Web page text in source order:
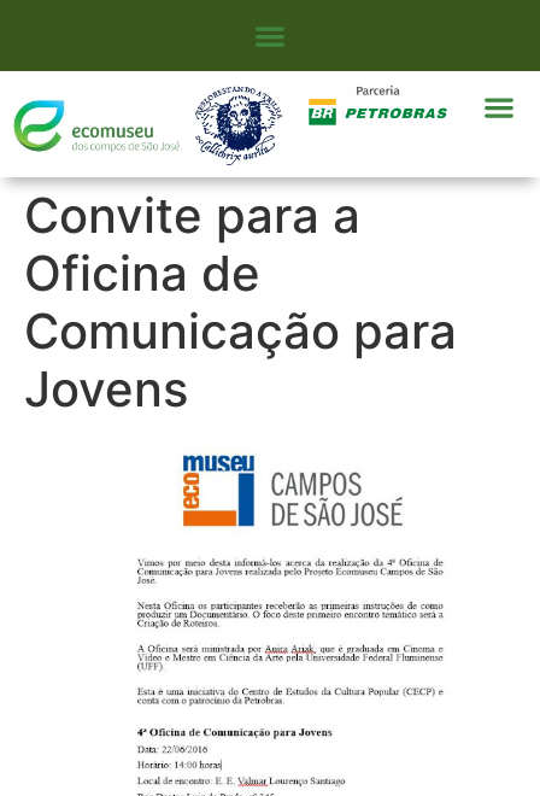
Convite para a
Oficina de
Comunicação para
Jovens